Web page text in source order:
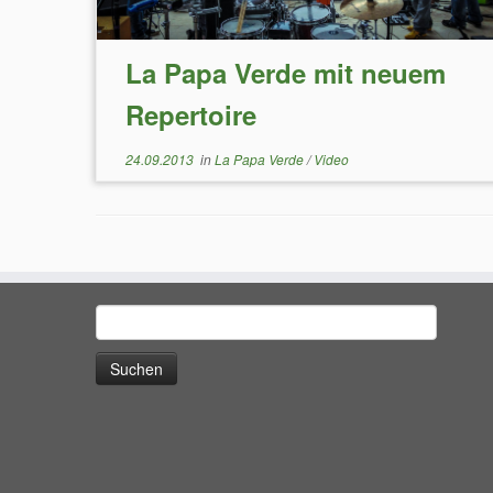
La Papa Verde mit neuem
Repertoire
24.09.2013inLa Papa Verde/Video
nach: